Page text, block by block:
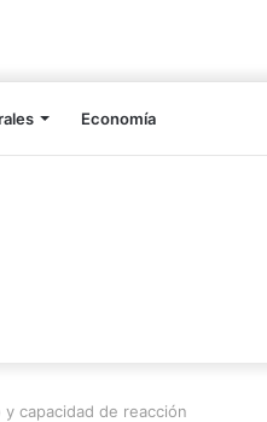
Economía
capacidad de reacción